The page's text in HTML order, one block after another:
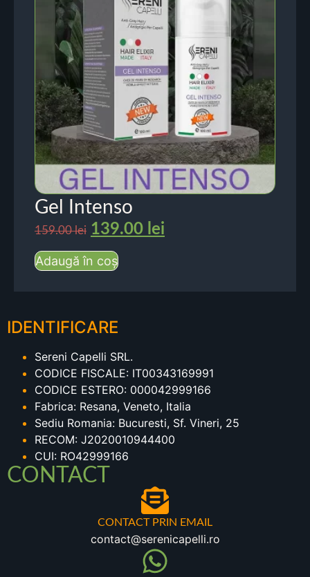
Gel Intenso
159.00lei 139.00 lei
Adaugă în coș
IDENTIFICARE
Sereni Capelli SRL.
CODICE FISCALE: IT00343169991
CODICE ESTERO: 000042999166
Fabrica: Resana, Veneto, Italia
Sediu Romania: Bucuresti, Sf. Vineri, 25
RECOM: J2020010944400
CUI: RO42999166
CONTACT
CONTACT PRIN EMAIL
contact@serenicapelli.ro